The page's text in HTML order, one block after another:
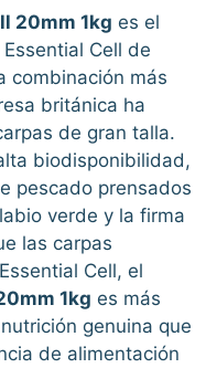
20mm 1kg es el
Cell de
combinación más
británica ha
de gran talla.
biodisponibilidad,
pescado prensados
verde y la firma
las carpas
Cell, el
1kg es más
genuina que
de alimentación